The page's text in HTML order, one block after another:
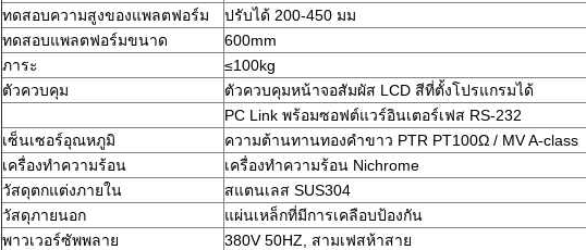
ทดสอบความสูงของแพลตฟอร์ม
ปรับได้ 200-450 มม
ทดสอบแพลตฟอร์มขนาด
600mm
ภาระ
≤100kg
ตัวควบคุม
ตัวควบคุมหน้าจอสัมผัส LCD สีที่ตั้งโปรแกรมได้
PC Link พร้อมซอฟต์แวร์อินเตอร์เฟส RS-232
เซ็นเซอร์อุณหภูมิ
ความต้านทานทองคำขาว PTR PT100Ω / MV A-class
เครื่องทำความร้อน
เครื่องทำความร้อน Nichrome
วัสดุตกแต่งภายใน
สแตนเลส SUS304
วัสดุภายนอก
แผ่นเหล็กที่มีการเคลือบป้องกัน
พาวเวอร์ซัพพลาย
380V 50HZ, สามเฟสห้าสาย